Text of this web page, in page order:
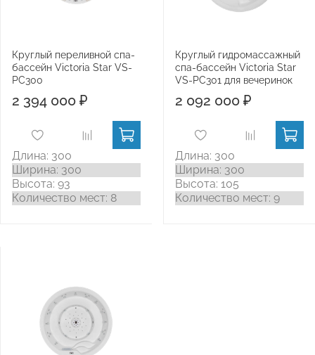
Круглый переливной спа-
бассейн Victoria Star VS-
PС300
Длина: 300
Ширина: 300
Высота: 93
Количество мест: 8
2 394 000 ₽
Круглый гидромассажный
спа-бассейн Victoria Star
VS-PС301 для вечеринок
Длина: 300
Ширина: 300
Высота: 105
Количество мест: 9
2 092 000 ₽